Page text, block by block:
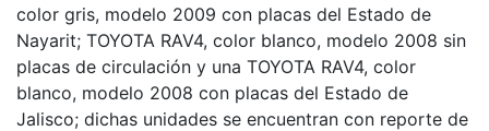
color gris, modelo 2009 con placas del Estado de
Nayarit; TOYOTA RAV4, color blanco, modelo 2008 sin
placas de circulación y una TOYOTA RAV4, color
blanco, modelo 2008 con placas del Estado de
Jalisco; dichas unidades se encuentran con reporte de